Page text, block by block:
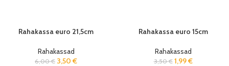
Rahakassa euro 21,5cm
Rahakassad
6,00€ 3,50 €
Rahakassa euro 15cm
Rahakassad
3,50€ 1,99€